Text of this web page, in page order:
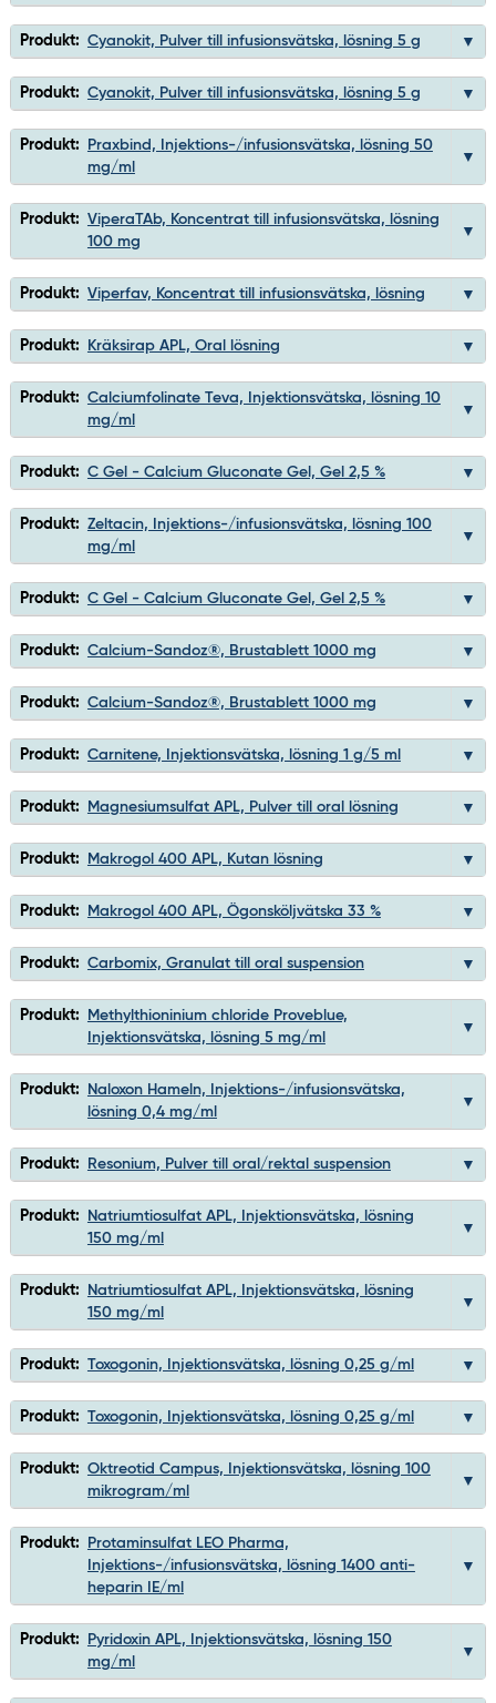
Produkt: Cyanokit, Pulver till infusionsvätska, lösning 5 g
Produkt: Cyanokit, Pulver till infusionsvätska, lösning 5 g
Produkt:
Praxbind, Injektions-/infusionsvätska, lösning 50
mg/ml
Produkt: ViperaTAb, Koncentrat till infusionsvätska, lösning
100 mg
Produkt: Viperfav, Koncentrat till infusionsvätska, lösning
Produkt: Kräksirap APL, Oral lösning
Produkt: Calciumfolinate Teva, Injektionsvätska, lösning 10
mg/ml
Produkt: C Gel - Calcium Gluconate Gel, Gel 2,5 %
Produkt: Zeltacin, Injektions-/infusionsvätska, lösning 100
mg/ml
Produkt: C Gel - Calcium Gluconate Gel, Gel 2,5 %
Produkt: Calcium-Sandoz®, Brustablett 1000 mg
Produkt: Calcium-Sandoz®, Brustablett 1000 mg
Produkt: Carnitene, Injektionsvätska, lösning 1 g/5 ml
Produkt: Magnesiumsulfat APL, Pulver till oral lösning
Produkt: Makrogol 400 APL, Kutan lösning
Produkt: Makrogol 400 APL, Ögonsköljvätska 33 %
Produkt: Carbomix, Granulat till oral suspension
Produkt:
Methylthioninium chloride Proveblue,
Injektionsvätska, lösning 5 mg/ml
Produkt:
Naloxon Hameln, Injektions-/infusionsvätska,
lösning 0,4 mg/ml
Produkt: Resonium, Pulver till oral/rektal suspension
Produkt:
Natriumtiosulfat APL, Injektionsvätska, lösning
150 mg/ml
Produkt:
Natriumtiosulfat APL, Injektionsvätska, lösning
150 mg/ml
Produkt: Toxogonin, Injektionsvätska, lösning 0,25 g/ml
Produkt: Toxogonin, Injektionsvätska, lösning 0,25 g/ml
Produkt: Oktreotid Campus, Injektionsvätska, lösning 100
mikrogram/ml
Produkt:
Protaminsulfat LEO Pharma,
Injektions-/infusionsvätska, lösning 1400 anti-
heparin IE/ml
Produkt:
Pyridoxin APL, Injektionsvätska, lösning 150
mg/ml